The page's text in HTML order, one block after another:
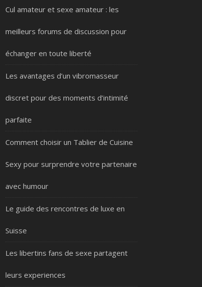
Cul amateur et sexe amateur : les
meilleurs forums de discussion pour
échanger en toute liberté
Les avantages d’un vibromasseur
discret pour des moments d’intimité
parfaite
Comment choisir un Tablier de Cuisine
Sexy pour surprendre votre partenaire
avec humour
Le guide des rencontres de luxe en
Suisse
Les libertins fans de sexe partagent
leurs experiences